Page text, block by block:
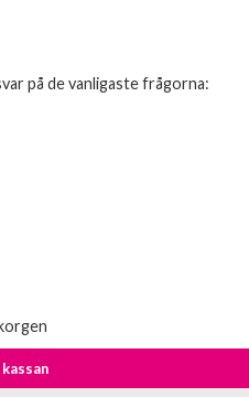
på de vanligaste frågorna: